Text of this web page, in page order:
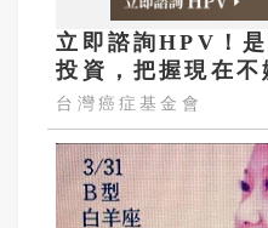
立即諮詢HPV！
投資，把握現在不
台灣癌症基金會